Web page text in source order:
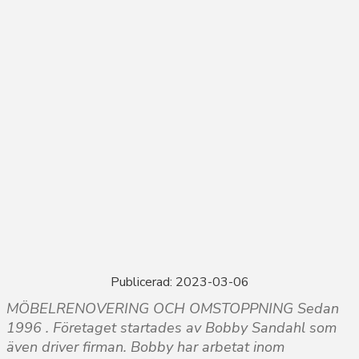
Publicerad: 2023-03-06
MÖBELRENOVERING OCH OMSTOPPNING Sedan
1996 . Företaget startades av Bobby Sandahl som
även driver firman. Bobby har arbetat inom